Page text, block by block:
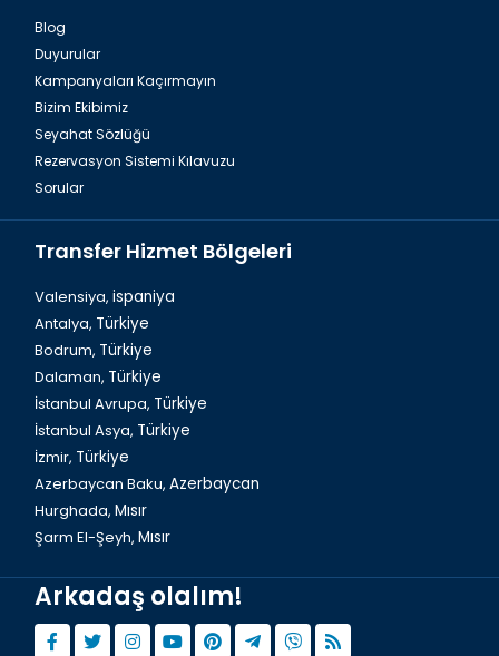
Blog
Duyurular
Kampanyaları Kaçırmayın
Bizim Ekibimiz
Seyahat Sözlüğü
Rezervasyon Sistemi Kılavuzu
Sorular
Transfer Hizmet Bölgeleri
Valensiya, ispaniya
Antalya, Türkiye
Bodrum, Türkiye
Dalaman, Türkiye
İstanbul Avrupa, Türkiye
İstanbul Asya, Türkiye
İzmir, Türkiye
Azerbaycan Baku, Azerbaycan
Hurghada, Mısır
Şarm El-Şeyh, Mısır
Arkadaş olalım!